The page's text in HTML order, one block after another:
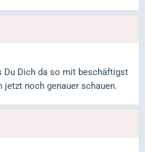
Du Dich da so mit beschäftigst
jetzt noch genauer schauen.